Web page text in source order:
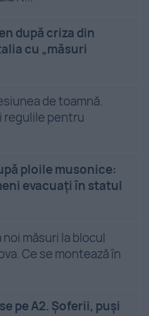
după criza din
cu „măsuri
de toamnă.
regulile pentru
ploile musonice:
evacuați în statul
măsuri la blocul
Ce se montează în
pe A2. Șoferii, puși